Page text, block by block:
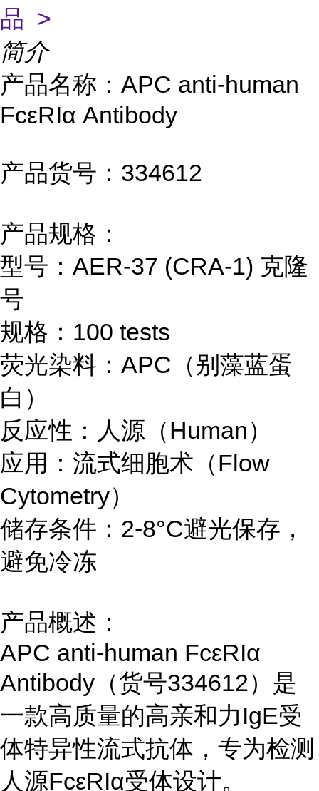
品 >
简介
产品名称：APC anti-human
FcεRIα Antibody
产品货号：334612
产品规格：
型号：AER-37 (CRA-1) 克隆
号
规格：100 tests
荧光染料：APC（别藻蓝蛋
白）
反应性：人源（Human）
应用：流式细胞术（Flow
Cytometry）
储存条件：2-8°C避光保存，
避免冷冻
产品概述：
APC anti-human FcεRIα
Antibody（货号334612）是
一款高质量的高亲和力IgE受
体特异性流式抗体，专为检测
人源FcεRIα受体设计。